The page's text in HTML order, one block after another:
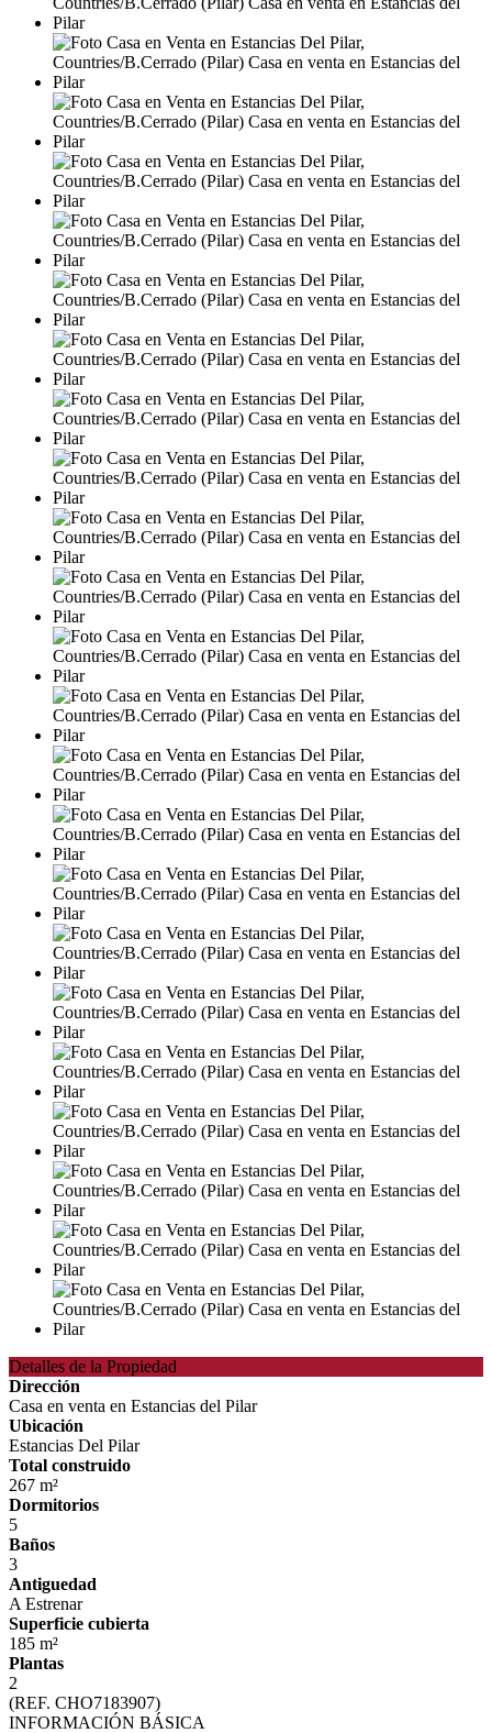
Detalles de la Propiedad
Dirección
Casa en venta en Estancias del Pilar
Ubicación
Estancias Del Pilar
Total construido
267 m²
Dormitorios
5
Baños
3
Antiguedad
A Estrenar
Superficie cubierta
185 m²
Plantas
2
(REF. CHO7183907)
INFORMACIÓN BÁSICA